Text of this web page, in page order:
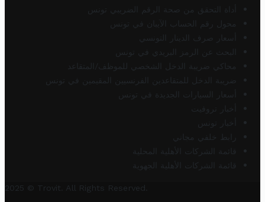
أداة التحقق من صحة الرقم الضريبي تونس
محول رقم الحساب الآيبان في تونس
أسعار صرف الدينار التونسي
البحث عن الرمز البريدي في تونس
محاكي ضريبة الدخل الشخصي للموظف/المتقاعد
ضريبة الدخل للمتقاعدين الفرنسيين المقيمين في تونس
أسعار السيارات الجديدة في تونس
أخبار تروفيت
أخبار تونس
رابط خلفي مجاني
قائمة الشركات الأهلية المحلية
قائمة الشركات الأهلية الجهوية
2025 © Trovit. All Rights Reserved.